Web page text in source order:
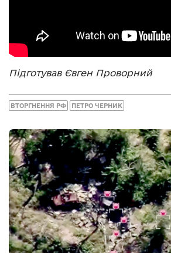
Підготував Євген Проворний
ВТОРГНЕННЯ РФ ПЕТРО ЧЕРНИК